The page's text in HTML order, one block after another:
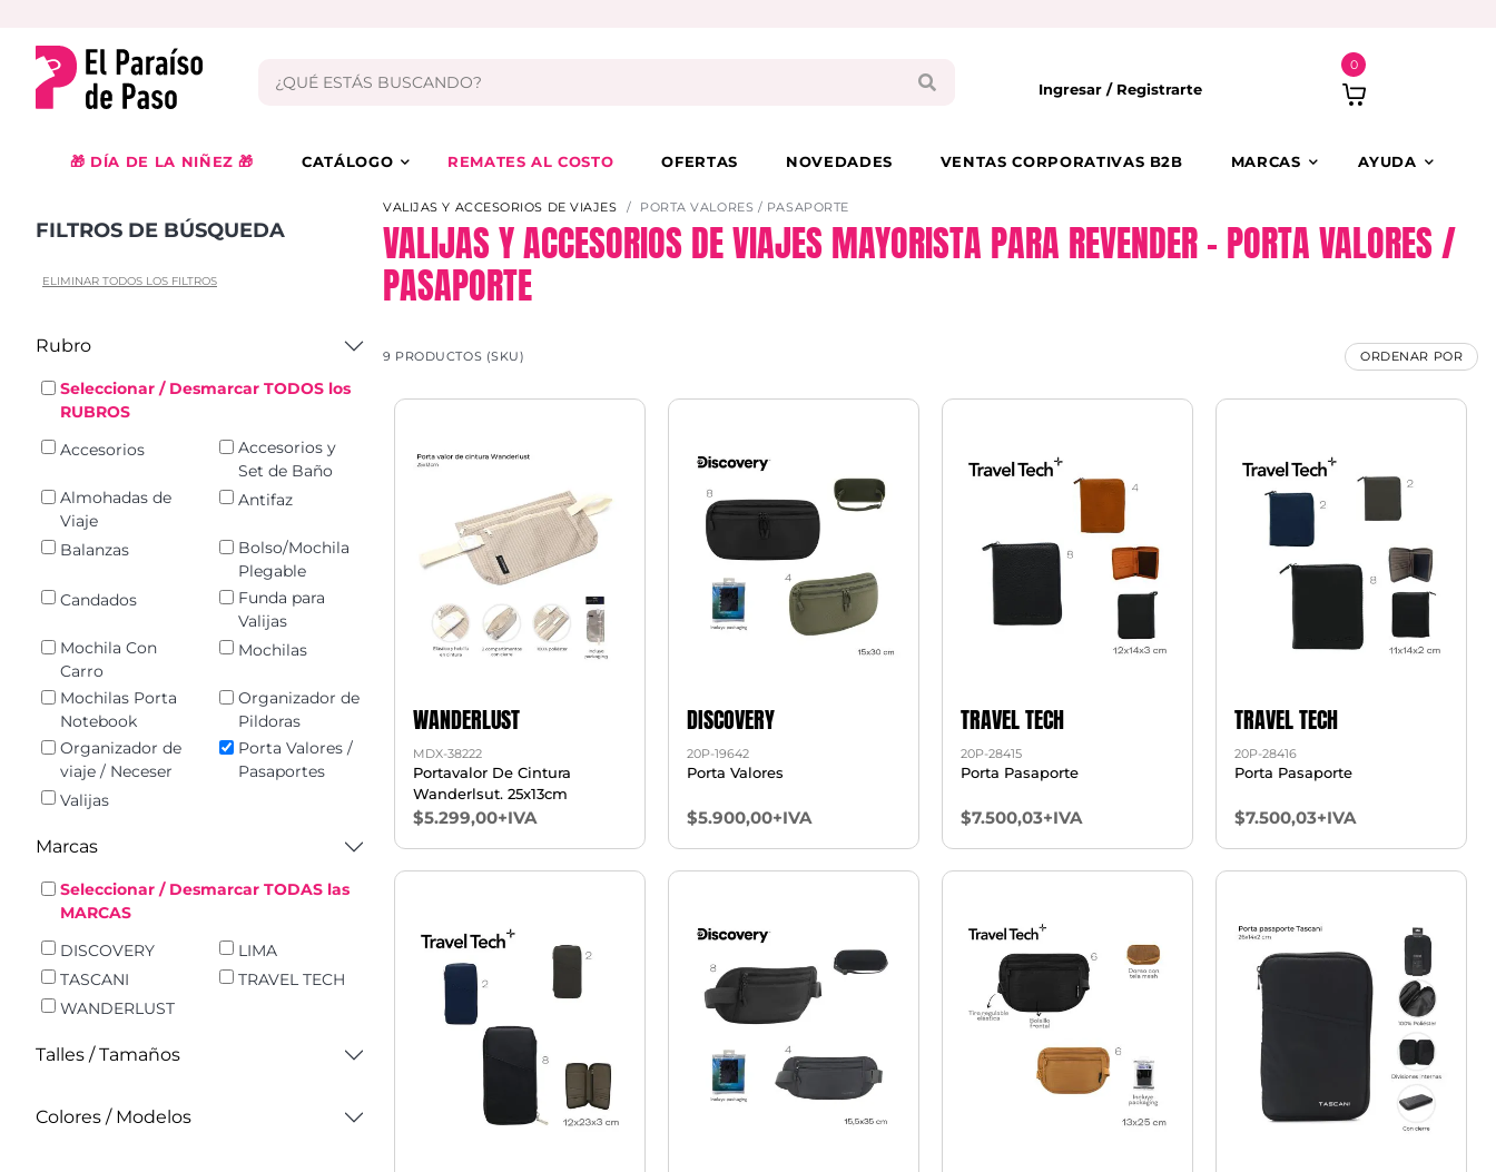
Ingresar / Registrarte
0
🎁 DÍA DE LA NIÑEZ 🎁 CATÁLOGO REMATES AL COSTO OFERTAS NOVEDADES VENTAS CORPORATIVAS B2B MARCAS AYUDA
FILTROS DE BÚSQUEDA
ELIMINAR TODOS LOS FILTROS
Rubro
Seleccionar / Desmarcar TODOS los
RUBROS
Accesorios
Accesorios y
Set de Baño
Almohadas de
Viaje
Antifaz
Balanzas
Bolso/Mochila
Plegable
Candados
Funda para
Valijas
Mochila Con
Carro
Mochilas
Mochilas Porta
Notebook
Organizador de
Pildoras
Organizador de
viaje / Neceser
Porta Valores /
Pasaportes
Valijas
Marcas
Seleccionar / Desmarcar TODAS las
MARCAS
DISCOVERY
LIMA
TASCANI
TRAVEL TECH
WANDERLUST
Talles / Tamaños
Colores / Modelos
VALIJAS Y ACCESORIOS DE VIAJES PORTA VALORES / PASAPORTE
VALIJAS Y ACCESORIOS DE VIAJES MAYORISTA PARA REVENDER – PORTA VALORES /
PASAPORTE
9 PRODUCTOS (SKU) ORDENAR POR
WANDERLUST
MDX-38222
Portavalor De Cintura
Wanderlsut. 25x13cm
$5.299,00+IVA
DISCOVERY
20P-19642
Porta Valores
$5.900,00+IVA
TRAVEL TECH
20P-28415
Porta Pasaporte
$7.500,03+IVA
TRAVEL TECH
20P-28416
Porta Pasaporte
$7.500,03+IVA